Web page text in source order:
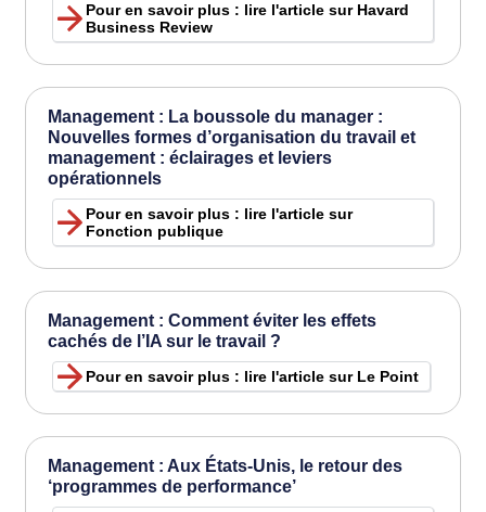
Pour en savoir plus : lire l'article sur Havard
Business Review
Management : La boussole du manager :
Nouvelles formes d’organisation du travail et
management : éclairages et leviers
opérationnels
Pour en savoir plus : lire l'article sur
Fonction publique
Management : Comment éviter les effets
cachés de l’IA sur le travail ?
Pour en savoir plus : lire l'article sur Le Point
Management : Aux États-Unis, le retour des
‘programmes de performance’